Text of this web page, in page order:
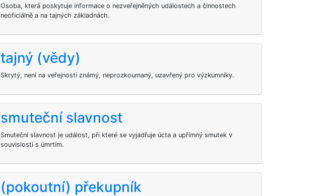
Osoba, která poskytuje informace o nezveřejněných událostech a činnostech
neoficiálně a na tajných základnách.
tajný (vědy)
Skrytý, není na veřejnosti známý, neprozkoumaný, uzavřený pro výzkumníky.
smuteční slavnost
Smuteční slavnost je událost, při které se vyjadřuje úcta a upřímný smutek v
souvislosti s úmrtím.
(pokoutní) překupník